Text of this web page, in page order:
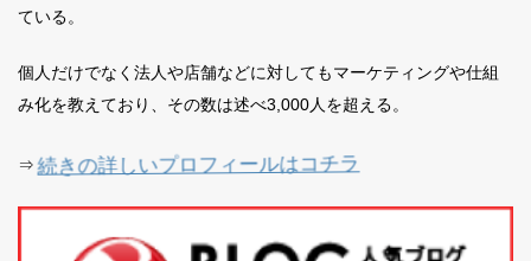
ている。
個人だけでなく法人や店舗などに対してもマーケティングや仕組
み化を教えており、その数は述べ3,000人を超える。
⇒続きの詳しいプロフィールはコチラ